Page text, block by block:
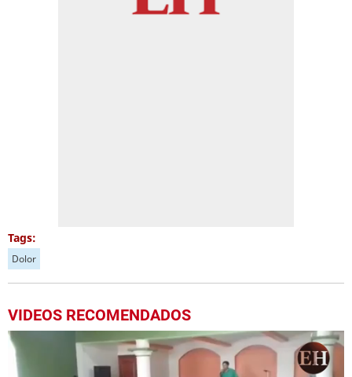
Tags:
Dolor
VIDEOS RECOMENDADOS